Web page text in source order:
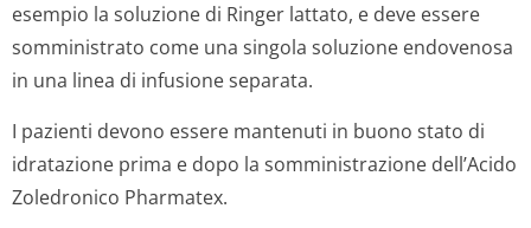
esempio la soluzione di Ringer lattato, e deve essere
somministrato come una singola soluzione endovenosa
in una linea di infusione separata.
I pazienti devono essere mantenuti in buono stato di
idratazione prima e dopo la somministrazione dell’Acido
Zoledronico Pharmatex.